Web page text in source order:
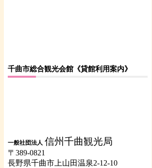
千曲市総合観光会館《貸館利用案内》
一般社団法人 信州千曲観光局
〒389-0821
長野県千曲市上山田温泉2-12-10